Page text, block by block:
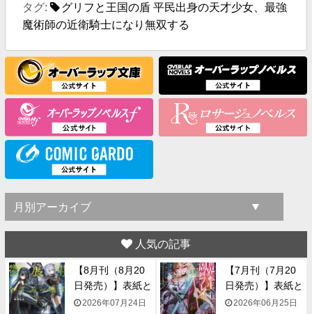
タグ:
グリフと王国の盾 平民出身の天才少女、最強
魔術師の近衛騎士になり無双する
人気の記事
【8月刊（8月20
日発売）】表紙と
一...2026年07月24日
【7月刊（7月20
日発売）】表紙と
一...2026年06月25日